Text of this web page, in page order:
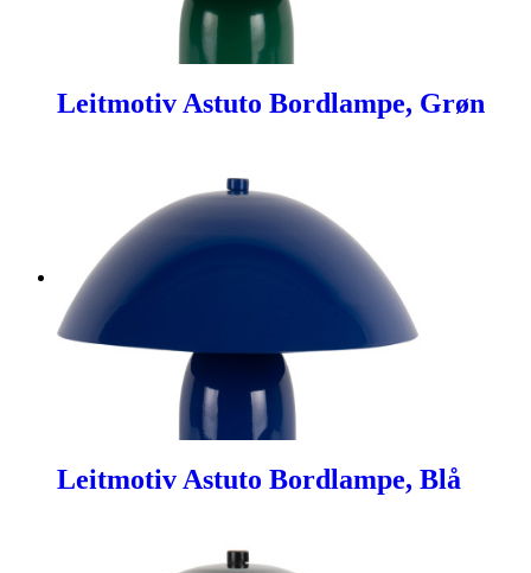
Leitmotiv Astuto Bordlampe, Grøn
Leitmotiv Astuto Bordlampe, Blå